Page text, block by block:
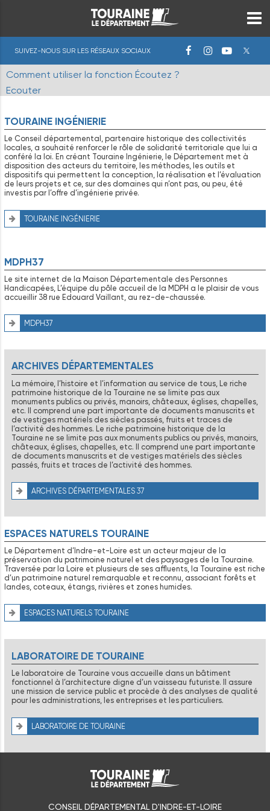
SUIVEZ-NOUS SUR LES RÉSEAUX SOCIAUX
Comment utiliser la fonction Écoutez ?
Ecouter
TOURAINE INGÉNIERIE
Le Conseil départemental, partenaire historique des collectivités
locales, a souhaité renforcer le rôle de solidarité territoriale que lui a
conféré la loi. En créant Touraine Ingénierie, le Département met à
disposition des acteurs du territoire, les méthodes, les outils et
dispositifs qui permettent la conception, la réalisation et l’évaluation
de leurs projets et ce, sur des domaines qui n’ont pas, ou peu, été
investis par l’offre d’ingénierie privée.
TOURAINE INGÉNIERIE
MDPH37
Le site internet de la Maison Départementale des Personnes
Handicapées, L’équipe du pôle accueil de la MDPH a le plaisir de vous
accueillir 38 rue Edouard Vaillant, au rez-de-chaussée.
MDPH37
ARCHIVES DÉPARTEMENTALES
La mémoire, l’histoire et l’information au service de tous, Le riche
patrimoine historique de la Touraine ne se limite pas aux
monuments publics ou privés, manoirs, châteaux, églises, chapelles,
etc. Il comprend une part importante de documents manuscrits et
de vestiges matériels des siècles passés, fruits et traces de
l’activité des hommes. Le riche patrimoine historique de la
Touraine ne se limite pas aux monuments publics ou privés, manoirs,
châteaux, églises, chapelles, etc. Il comprend une part importante
de documents manuscrits et de vestiges matériels des siècles
passés, fruits et traces de l’activité des hommes.
ARCHIVES DÉPARTEMENTALES 37
ESPACES NATURELS TOURAINE
Le Département d’Indre-et-Loire est un acteur majeur de la
préservation du patrimoine naturel et des paysages de la Touraine.
Traversée par la Loire et plusieurs de ses affluents, la Touraine est riche
d’un patrimoine naturel remarquable et reconnu, associant forêts et
landes, coteaux, étangs, rivières et zones humides.
ESPACES NATURELS TOURAINE
LABORATOIRE DE TOURAINE
Le laboratoire de Touraine vous accueille dans un bâtiment
fonctionnel à l’architecture digne d’un vaisseau futuriste. Il assure
une mission de service public et procède à des analyses de qualité
pour les administrations, les entreprises et les particuliers.
LABORATOIRE DE TOURAINE
CONSEIL DÉPARTEMENTAL D'INDRE-ET-LOIRE